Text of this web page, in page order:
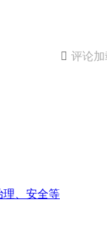
 评论加
理、安全等